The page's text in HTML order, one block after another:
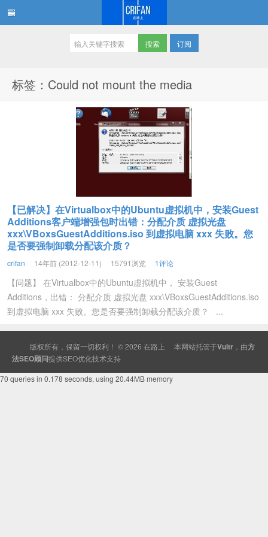
订阅
标签：Could not mount the media
【已解决】在Virtualbox中的Ubuntu虚拟机中，安装Guest
Additions客户端增强包时出错：分配介质 虚拟光盘
xxx\VBoxsGuestAdditions.iso 到虚拟电脑 xxx 失败。您
是否要强制卸载分配该介质？
crifan 14年前 (2012-12-11) 15791浏览 1评论
【问题】 在Virtualbox中的Ubuntu虚拟机中， 安装Guest
Additions，出错： 分配介质 虚拟光盘 xxx\VBoxsGuestAdditions.iso
到虚拟电脑 xxx 失败。您是否要强制卸载分配该介质？ ...
版权所有，保留一切权利！ © 2026 在路上 本网站托管于Vultr ，由方
法SEO顾问提供SEO优化技术支持
70 queries in 0.178 seconds, using 20.44MB memory